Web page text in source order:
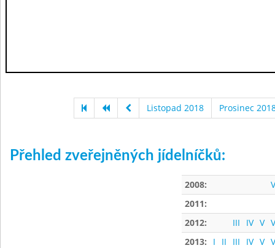
Listopad 2018 Prosinec
Přehled zveřejněných jídelníčků:
2008:
2011:
2012:
III IV V
2013:
I II III IV V